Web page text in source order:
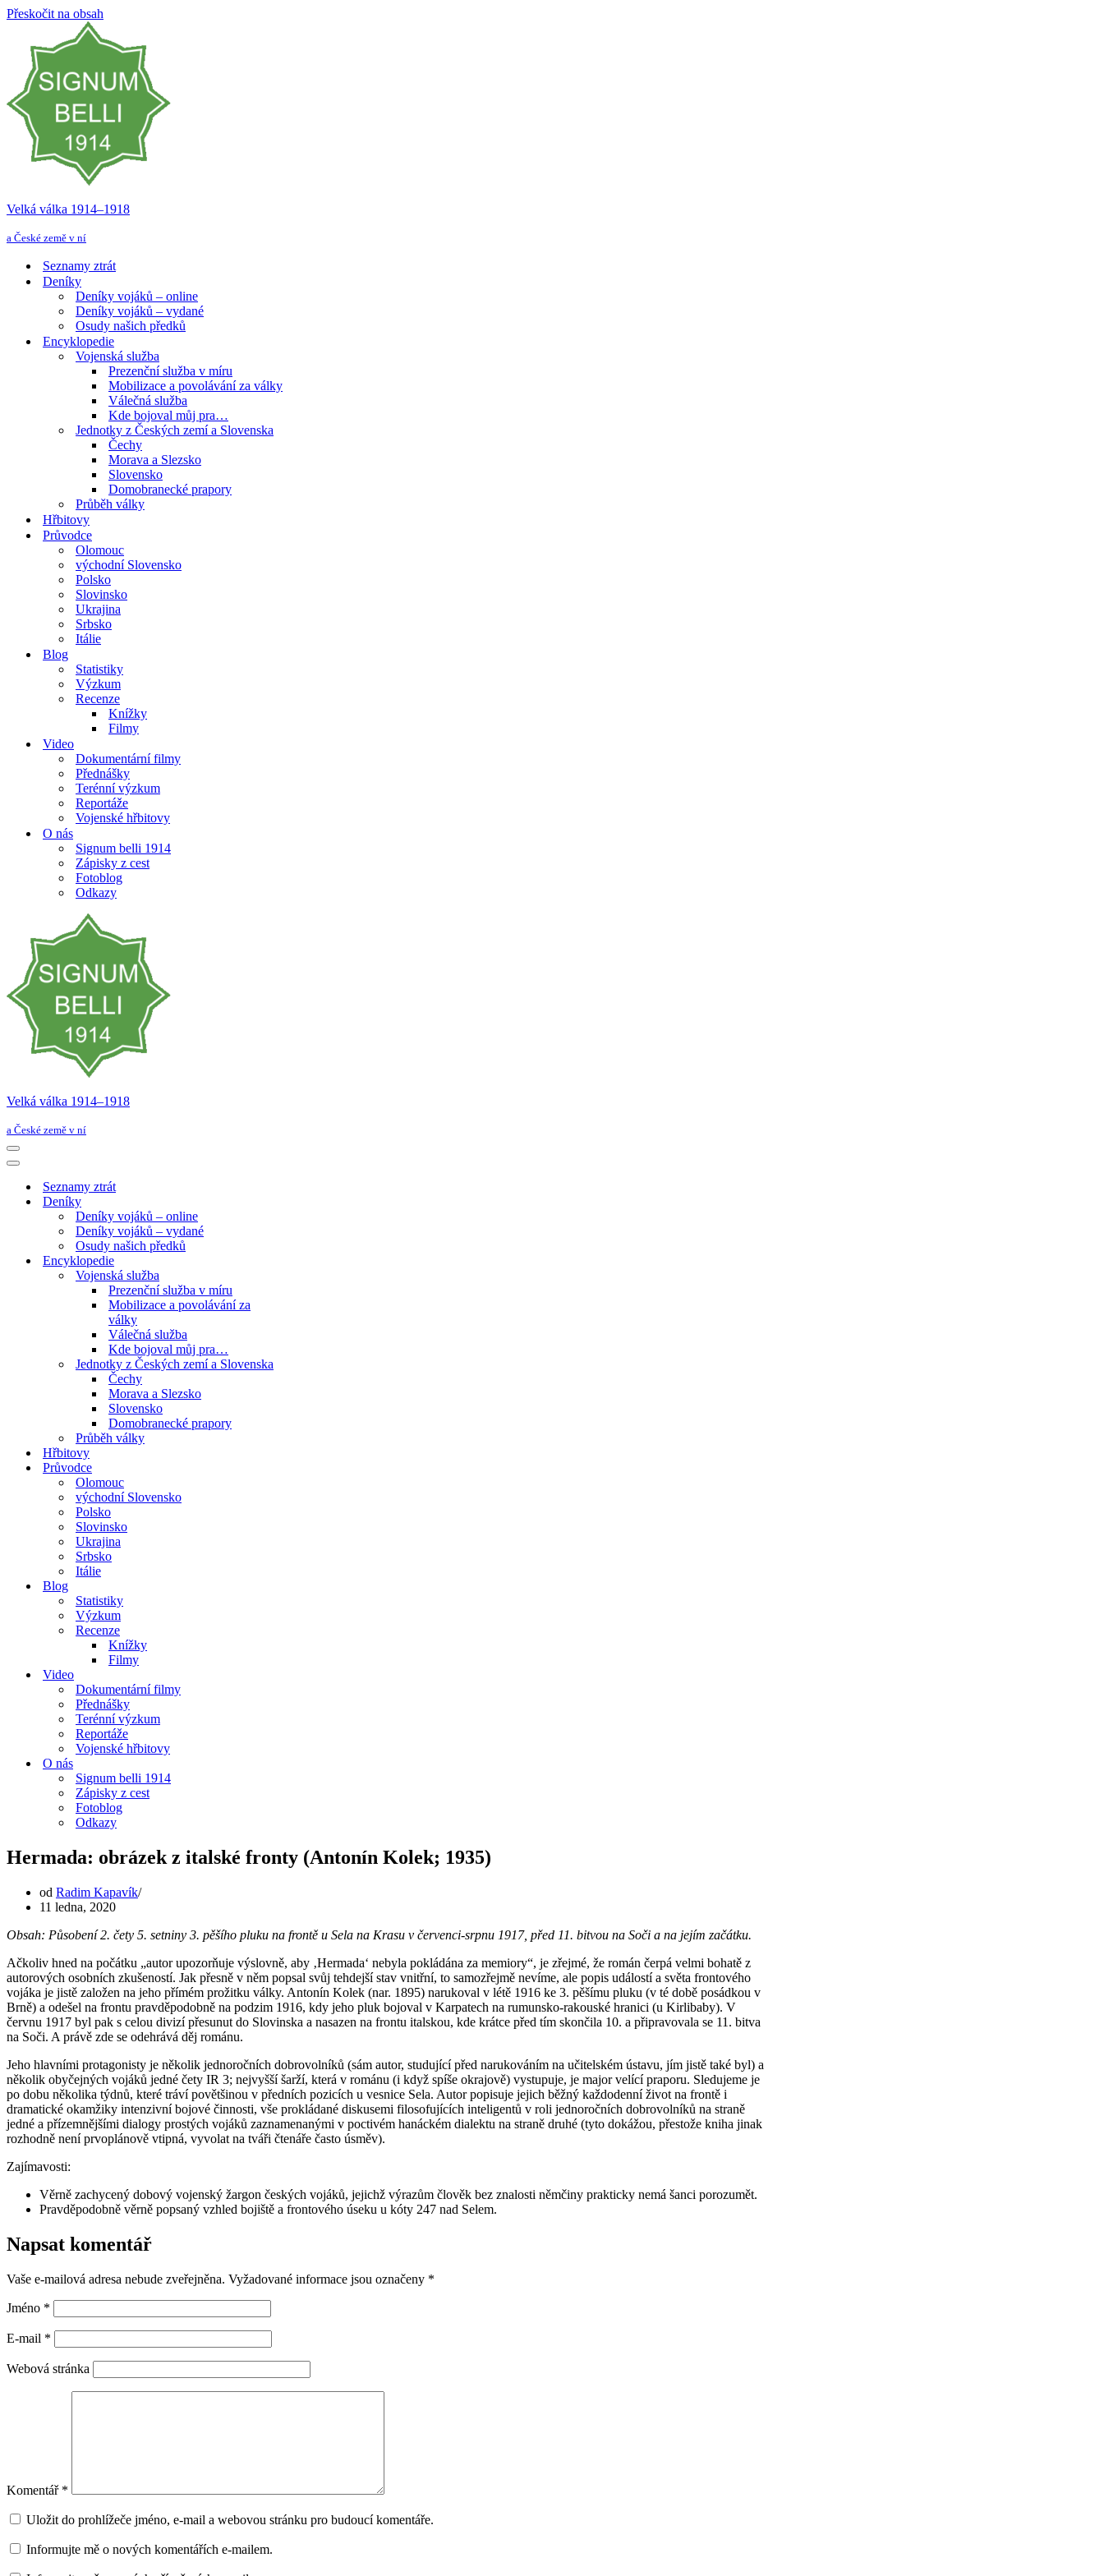
Přeskočit na obsah
Velká válka 1914–⁠⁠⁠⁠⁠⁠1918
a České země v ní
Seznamy ztrát
Deníky
Deníky vojáků – online
Deníky vojáků – vydané
Osudy našich předků
Encyklopedie
Vojenská služba
Prezenční služba v míru
Mobilizace a povolávání za války
Válečná služba
Kde bojoval můj pra…
Jednotky z Českých zemí a Slovenska
Čechy
Morava a Slezsko
Slovensko
Domobranecké prapory
Průběh války
Hřbitovy
Průvodce
Olomouc
východní Slovensko
Polsko
Slovinsko
Ukrajina
Srbsko
Itálie
Blog
Statistiky
Výzkum
Recenze
Knížky
Filmy
Video
Dokumentární filmy
Přednášky
Terénní výzkum
Reportáže
Vojenské hřbitovy
O nás
Signum belli 1914
Zápisky z cest
Fotoblog
Odkazy
Velká válka 1914–⁠⁠⁠⁠⁠⁠1918
a České země v ní
Navigační
menu
Navigační
Seznamy ztrát
Deníky
Deníky vojáků – online
Deníky vojáků – vydané
Osudy našich předků
Encyklopedie
Vojenská služba
Prezenční služba v míru
Mobilizace a povolávání za
války
Válečná služba
Kde bojoval můj pra…
Jednotky z Českých zemí a Slovenska
Čechy
Morava a Slezsko
Slovensko
Domobranecké prapory
Průběh války
Hřbitovy
Průvodce
Olomouc
východní Slovensko
Polsko
Slovinsko
Ukrajina
Srbsko
Itálie
Blog
Statistiky
Výzkum
Recenze
Knížky
Filmy
Video
Dokumentární filmy
Přednášky
Terénní výzkum
Reportáže
Vojenské hřbitovy
O nás
Signum belli 1914
Zápisky z cest
Fotoblog
Odkazy
Hermada: obrázek z italské fronty (Antonín Kolek; 1935)
od Radim Kapavík
11 ledna, 2020
Obsah: Působení 2. čety 5. setniny 3. pěšího pluku na frontě u Sela na Krasu v červenci-srpnu 1917, před 11. bitvou na Soči a na jejím začátku.
Ačkoliv hned na počátku „autor upozorňuje výslovně, aby ‚Hermada‘ nebyla pokládána za memiory“, je zřejmé, že román čerpá velmi bohatě z
autorových osobních zkušeností. Jak přesně v něm popsal svůj tehdejší stav vnitřní, to samozřejmě nevíme, ale popis událostí a světa frontového
vojáka je jistě založen na jeho přímém prožitku války. Antonín Kolek (nar. 1895) narukoval v létě 1916 ke 3. pěšímu pluku (v té době posádkou v
Brně) a odešel na frontu pravděpodobně na podzim 1916, kdy jeho pluk bojoval v Karpatech na rumunsko-rakouské hranici (u Kirlibaby). V
červnu 1917 byl pak s celou divizí přesunut do Slovinska a nasazen na frontu italskou, kde krátce před tím skončila 10. a připravovala se 11. bitva
na Soči. A právě zde se odehrává děj románu.
Jeho hlavními protagonisty je několik jednoročních dobrovolníků (sám autor, studující před narukováním na učitelském ústavu, jím jistě také byl) a
několik obyčejných vojáků jedné čety IR 3; nejvyšší šarží, která v románu (i když spíše okrajově) vystupuje, je major velící praporu. Sledujeme je
po dobu několika týdnů, které tráví povětšinou v předních pozicích u vesnice Sela. Autor popisuje jejich běžný každodenní život na frontě i
dramatické okamžiky intenzivní bojové činnosti, vše prokládané diskusemi filosofujících inteligentů v roli jednoročních dobrovolníků na straně
jedné a přízemnějšími dialogy prostých vojáků zaznamenanými v poctivém hanáckém dialektu na straně druhé (tyto dokážou, přestože kniha jinak
rozhodně není prvoplánově vtipná, vyvolat na tváři čtenáře často úsměv).
Zajímavosti:
Věrně zachycený dobový vojenský žargon českých vojáků, jejichž výrazům člověk bez znalosti němčiny prakticky nemá šanci porozumět.
Pravděpodobně věrně popsaný vzhled bojiště a frontového úseku u kóty 247 nad Selem.
Napsat komentář
Vaše e-mailová adresa nebude zveřejněna. Vyžadované informace jsou označeny *
Jméno *
E-mail *
Webová stránka
Komentář *
Uložit do prohlížeče jméno, e-mail a webovou stránku pro budoucí komentáře.
Informujte mě o nových komentářích e-mailem.